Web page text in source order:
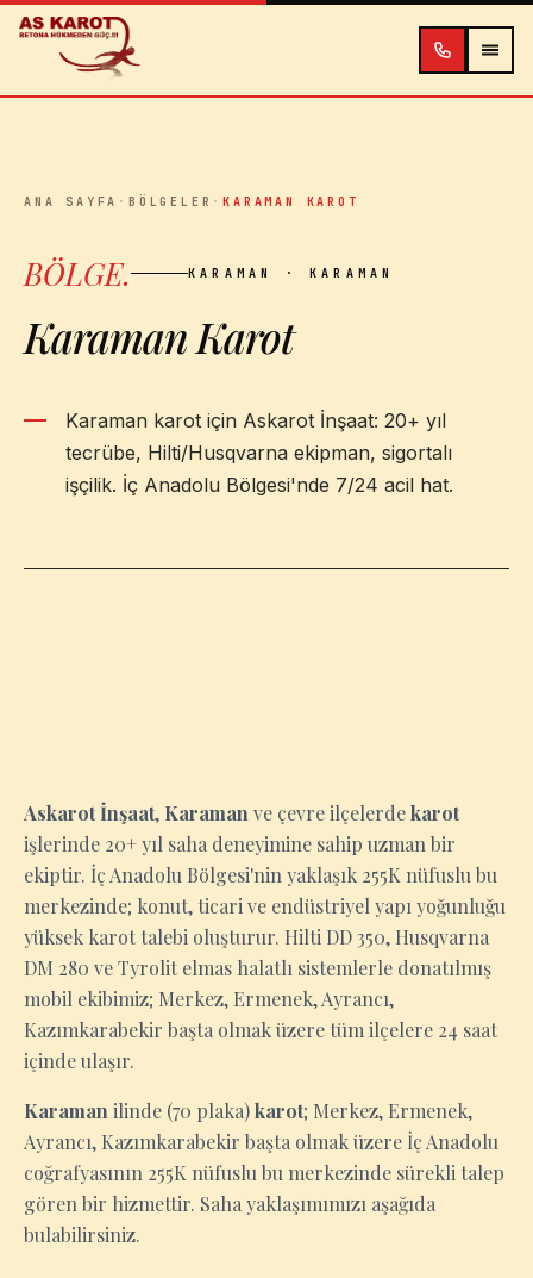
İçeriğe atla
ANA SAYFA ·BÖLGELER ·KARAMAN KAROT
BÖLGE. KARAMAN · KARAMAN
Karaman Karot
Karaman karot için Askarot İnşaat: 20+ yıl
tecrübe, Hilti/Husqvarna ekipman, sigortalı
işçilik. İç Anadolu Bölgesi'nde 7/24 acil hat.
Askarot İnşaat, Karaman ve çevre ilçelerdekarot
işlerinde 20+ yıl saha deneyimine sahip uzman bir
ekiptir. İç Anadolu Bölgesi'nin yaklaşık 255K nüfuslu bu
merkezinde; konut, ticari ve endüstriyel yapı yoğunluğu
yüksek karot talebi oluşturur. Hilti DD 350, Husqvarna
DM 280 ve Tyrolit elmas halatlı sistemlerle donatılmış
mobil ekibimiz; Merkez, Ermenek, Ayrancı,
Kazımkarabekir başta olmak üzere tüm ilçelere 24 saat
içinde ulaşır.
Karaman ilinde (70 plaka)karot; Merkez, Ermenek,
Ayrancı, Kazımkarabekir başta olmak üzere İç Anadolu
coğrafyasının 255K nüfuslu bu merkezinde sürekli talep
gören bir hizmettir. Saha yaklaşımımızı aşağıda
bulabilirsiniz.